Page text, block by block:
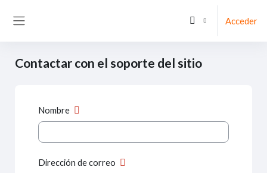
Acceder
Contactar con el soporte del sitio
Nombre
Dirección de correo